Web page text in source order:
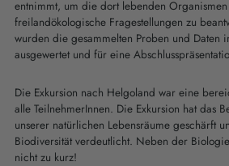
entnimmt, um die dort lebenden
freilandökologische Fragestellungen zu
wurden die gesammelten Proben und Daten
ausgewertet und für eine
Die Exkursion nach Helgoland war eine
alle TeilnehmerInnen. Die Exkursion hat das
unserer natürlichen Lebensräume geschärft
Biodiversität verdeutlicht. Neben der
nicht zu kurz!